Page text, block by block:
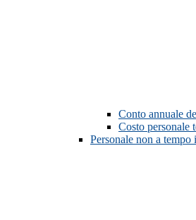
Conto annuale
Costo personale
Personale non a tempo